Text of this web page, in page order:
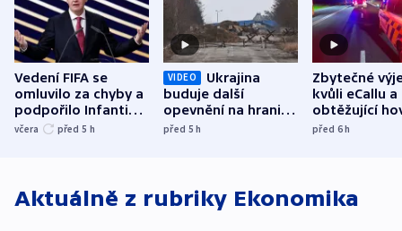
Vedení FIFA se
omluvilo za chyby a
podpořilo Infantina.
UEFA trvá na
včera před 5 h
VIDEO
Ukrajina
buduje další
opevnění na hranici
s Běloruskem
před 5h
Zbytečné
kvůli eCallu a
obtěžující
zdržují
před 6h
Aktuálně z rubriky Ekonomika